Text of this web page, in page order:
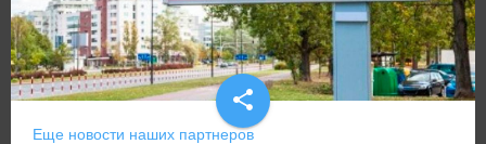
share
Еще новости наших партнеров